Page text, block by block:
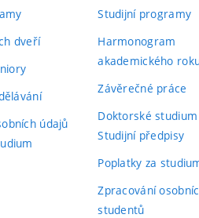
dveří
údajů
Studijní programy
Harmonogram
akademického
Závěrečné práce
Doktorské studium
Studijní předpisy
Poplatky za
Zpracování
studentů